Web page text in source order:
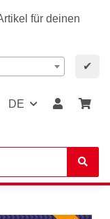
für deinen
✔
DE